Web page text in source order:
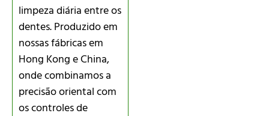
limpeza diária entre os
dentes. Produzido em
nossas fábricas em
Hong Kong e China,
onde combinamos a
precisão oriental com
os controles de